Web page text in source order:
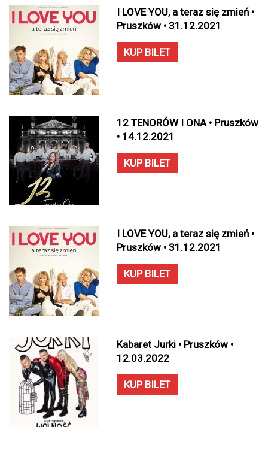
I LOVE YOU, a teraz się zmień •
Pruszków • 31.12.2021
KUP BILET
12 TENORÓW I ONA • Pruszków
• 14.12.2021
KUP BILET
I LOVE YOU, a teraz się zmień •
Pruszków • 31.12.2021
KUP BILET
Kabaret Jurki • Pruszków •
12.03.2022
KUP BILET